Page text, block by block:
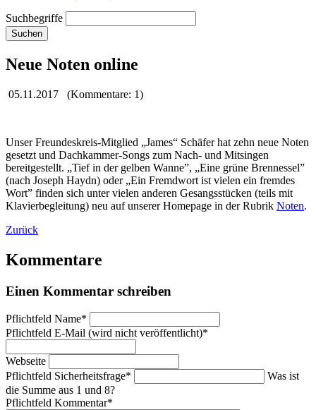
Suchbegriffe
Suchen
Neue Noten online
05.11.2017 (Kommentare: 1)
Unser Freundes­kreis-Mitglied „James“ Schäfer hat zehn neue Noten
gesetzt und Dach­kammer-Songs zum Nach- und Mitsingen
bereitgestellt. „Tief in der gelben Wanne”, „Eine grüne Bren­nessel”
(nach Joseph Haydn) oder „Ein Fremd­wort ist vielen ein fremdes
Wort” finden sich unter vielen anderen Gesangs­stücken (teils mit
Klavier­begleitung) neu auf unserer Homepage in der Rubrik Noten.
Zurück
Kommentare
Einen Kommentar schreiben
Pflichtfeld Name*
Pflichtfeld E-Mail (wird nicht veröffentlicht)*
Webseite
Pflichtfeld Sicherheitsfrage*
Was ist
die Summe aus 1 und 8?
Pflichtfeld Kommentar*